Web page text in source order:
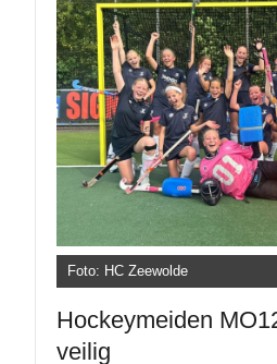
Foto: HC Zeewolde
Hockeymeiden
veilig